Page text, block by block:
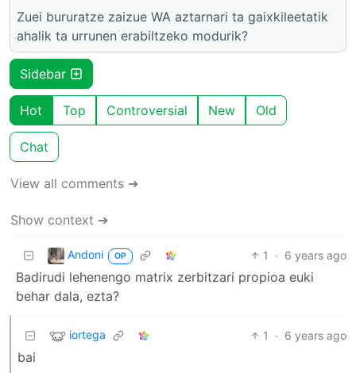
Zuei bururatze zaizue WA aztarnari ta gaixkileetatik
ahalik ta urrunen erabiltzeko modurik?
Sidebar
Hot Top Controversial New Old
Chat
View all comments ➔
Show context ➔
Andoni OP 1 · 6 years ago
Badirudi lehenengo matrix zerbitzari propioa euki
behar dala, ezta?
iortega 1 · 6 years ago
bai